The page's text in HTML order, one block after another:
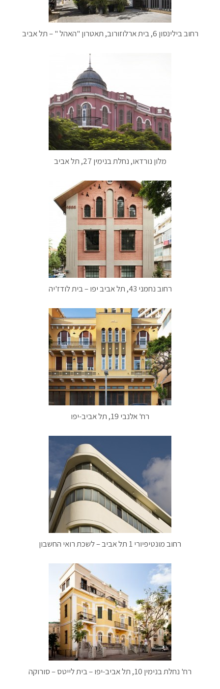
רחוב בילינסון 6, בית ארלוזורוב, תאטרון "האהל " – תל אביב
מלון נורדאו, נחלת בנימין 27, תל אביב
רחוב נחמני 43, תל אביב יפו – בית לודז'יה
רח' אלנבי 19, תל אביב-יפו
רחוב מונטיפיורי 1 תל אביב – לשכת רואי החשבון
רח' נחלת בנימין 10, תל אביב-יפו – בית לייטס – סורוקה